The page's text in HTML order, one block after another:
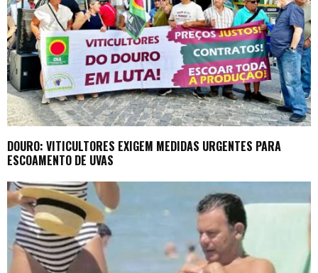
DOURO: VITICULTORES EXIGEM MEDIDAS URGENTES PARA
ESCOAMENTO DE UVAS